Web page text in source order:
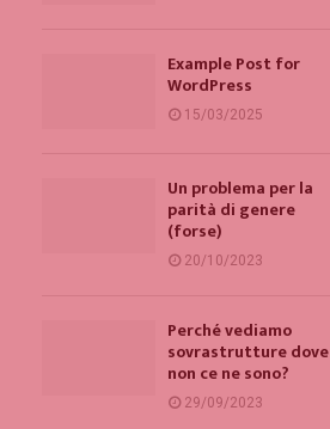
Example Post for
WordPress
15/03/2025
Un problema per la
parità di genere
(forse)
20/10/2023
Perché vediamo
sovrastrutture dove
non ce ne sono?
29/09/2023